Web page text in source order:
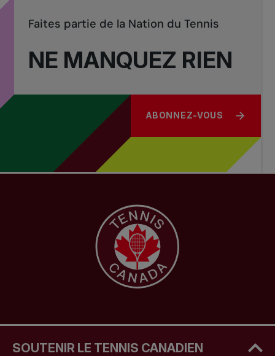
NE MANQUEZ RIEN
Faites partie de la Nation du Tennis
ABONNEZ-VOUS
SOUTENIR LE TENNIS CANADIEN